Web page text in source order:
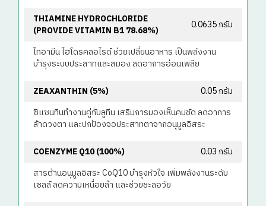
THIAMINE HYDROCHLORIDE
(PROVIDE VITAMIN B1 78.68%)
0.0635 กรัม
ไทอามีน ไฮโดรคลอไรด์ ช่วยเปลี่ยนอาหาร เป็นพลังงาน
บำรุงระบบประสาทและสมอง ลดอาการอ่อนเพลีย
ZEAXANTHIN (5%)
0.05 กรัม
ซีแซนทีนทำงานคู่กับลูทีน เสริมการมองเห็นคมชัด ลดอาการ
ล้าดวงตา และปกป้องจอประสาทตาจากอนุมูลอิสระ
COENZYME Q10 (100%)
0.03 กรัม
สารต้านอนุมูลอิสระ CoQ10 บำรุงหัวใจ เพิ่มพลังงานระดับ
เซลล์ ลดความเหนื่อยล้า และช่วยชะลอวัย